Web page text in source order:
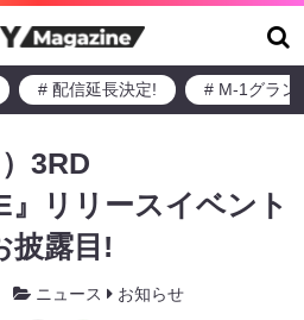
# 配信延長決定! # M-1グラン
3RD
』リリースイベント
披露目!
ニュース お知らせ